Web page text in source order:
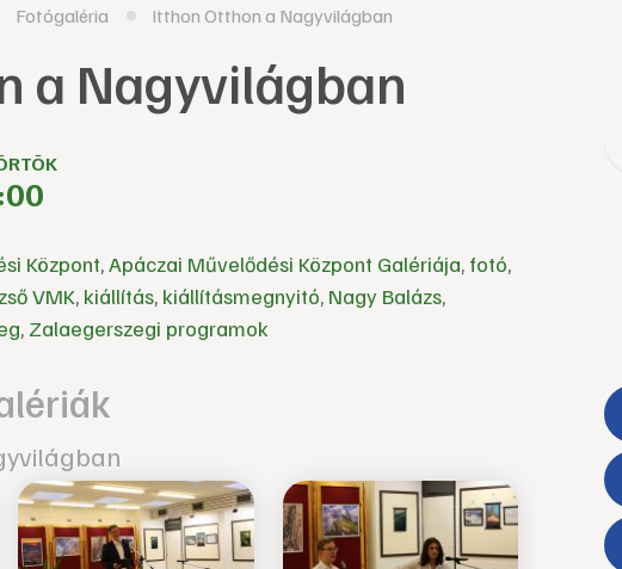
Fotógaléria Itthon Otthon a Nagyvilágban
a Nagyvilágban
Központ,Apáczai Művelődési Központ Galériája, fotó,
VMK, kiállítás, kiállításmegnyitó, Nagy Balázs,
, Zalaegerszegi programok